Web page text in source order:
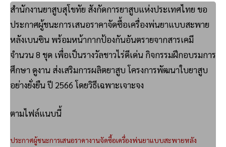
สำนักงานยาสูบสุโขทัย สังกัดการยาสูบแห่งประเทศไทย ขอ
ประกาศผู้ชนะการเสนอราคาจัดซื้อเครื่องพ่นยาแบบสะพาย
หลังเบนซิน พร้อมหน้ากากป้องกันอันตรายจากสารเคมี
จำนวน 8 ชุด เพื่อเป็นรางวัลชาวไร่ดีเด่น กิจกรรมฝึกอบรมการ
ศึกษา ดูงาน ส่งเสริมการผลิตยาสูบ โครงการพัฒนาใบยาสูบ
อย่างยั่งยืน ปี 2566 โดยวิธีเฉพาะเจาะจง
ตามไฟล์แนบนี้
ประกาศผู้ชนะการเสนอราคางานจัดซื้อเครื่องพ่นยาแบบสะพายหลัง